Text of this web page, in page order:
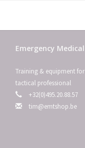
Emergency
Training & equipment
tactical professional
+32(0)495.20.88.57
tim@emtshop.be